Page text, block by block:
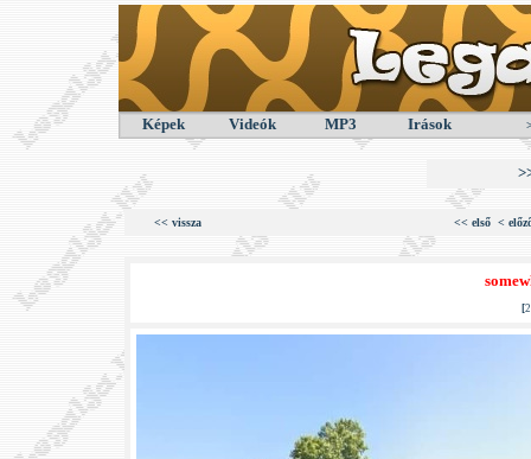
Képek Videók MP3 Irások
<< vissza << első <
[